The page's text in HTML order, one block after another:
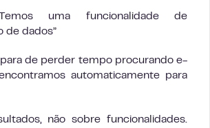
uma funcionalidade de
de dados”
para de perder tempo procurando e-
automaticamente para
não sobre funcionalidades.